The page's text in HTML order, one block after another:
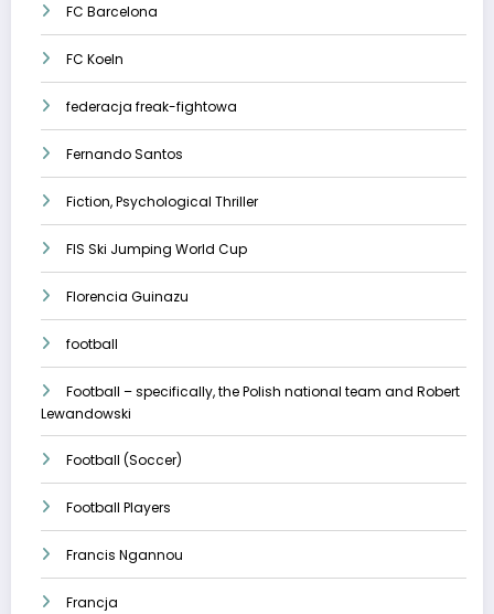
FC Barcelona
FC Koeln
federacja freak-fightowa
Fernando Santos
Fiction, Psychological Thriller
FIS Ski Jumping World Cup
Florencia Guinazu
football
Football – specifically, the Polish national team and Robert
Lewandowski
Football (Soccer)
Football Players
Francis Ngannou
Francja